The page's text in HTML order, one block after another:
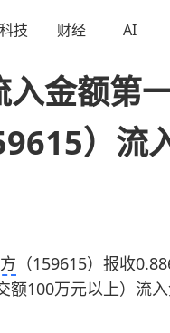
科技 财经 AI
金额第
）流
（159615）报收
额100万元以上）流